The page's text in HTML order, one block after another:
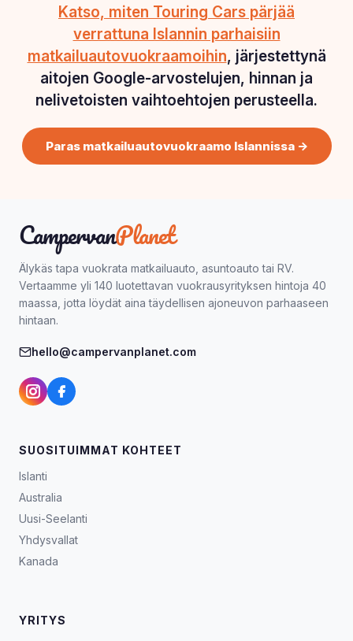
Katso, miten Touring Cars pärjää
verrattuna Islannin parhaisiin
matkailuautovuokraamoihin, järjestettynä
aitojen Google-arvostelujen, hinnan ja
nelivetoisten vaihtoehtojen perusteella.
Paras matkailuautovuokraamo Islannissa →
CampervanPlanet
Älykäs tapa vuokrata matkailuauto, asuntoauto tai RV.
Vertaamme yli 140 luotettavan vuokrausyrityksen hintoja 40
maassa, jotta löydät aina täydellisen ajoneuvon parhaaseen
hintaan.
hello@campervanplanet.com
SUOSITUIMMAT KOHTEET
Islanti
Australia
Uusi-Seelanti
Yhdysvallat
Kanada
YRITYS